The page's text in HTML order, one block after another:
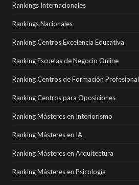
Rankings Internacionales
Rankings Nacionales
Ranking Centros Excelencia Educativa
Ranking Escuelas de Negocio Online
Ranking Centros de Formación Profesional
Ranking Centros para Oposiciones
Ranking Másteres en Interiorismo
Ranking Másteres en IA
Ranking Másteres en Arquitectura
Ranking Másteres en Psicología